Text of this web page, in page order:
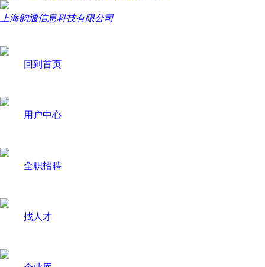
上海韵通信息科技有限公司
回到首页
用户中心
全职招聘
找人才